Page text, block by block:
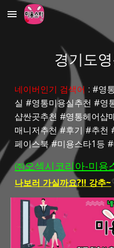
Skip to main content
경기도
네이버인기 검색어 : #영
실 #영통미용실추천 #영
샵싼곳추천 #영통헤어샵
매니저추천 #후기 #추
페이스북 #미용스타1등
㈜오섹시코리아-미용
나보러 가실까요?!! 강추~